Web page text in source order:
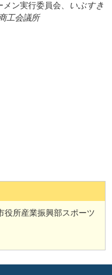
ン実行委員会、
いぶすき
工会議所
役所産業振興部スポーツ